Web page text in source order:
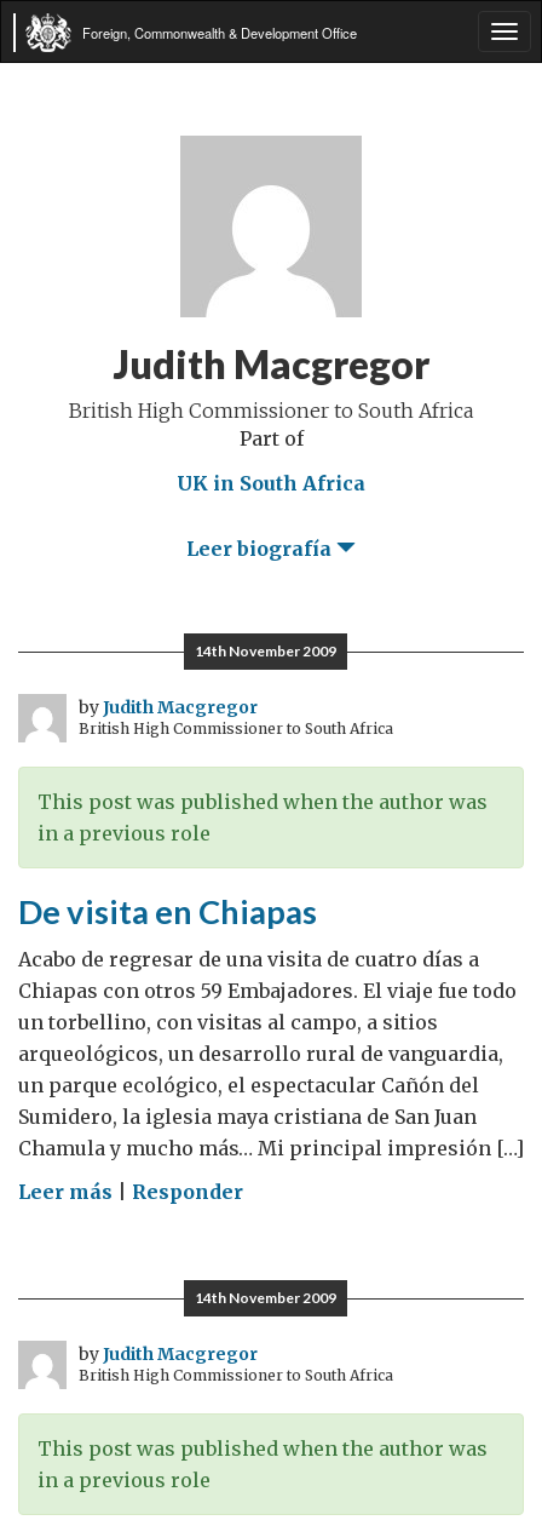
Foreign, Commonwealth & Development Office
Judith Macgregor
British High Commissioner to South Africa
Part of
UK in South Africa
Leer biografía
14th November 2009
byJudith Macgregor
British High Commissioner to South Africa
This post was published when the author was
in a previous role
De visita en Chiapas
Acabo de regresar de una visita de cuatro días a
Chiapas con otros 59 Embajadores. El viaje fue todo
un torbellino, con visitas al campo, a sitios
arqueológicos, un desarrollo rural de vanguardia,
un parque ecológico, el espectacular Cañón del
Sumidero, la iglesia maya cristiana de San Juan
Chamula y mucho más… Mi principal impresión […]
Leer más on
Chiapas
Responder
14th November 2009
byJudith Macgregor
British High Commissioner to South Africa
This post was published when the author was
in a previous role